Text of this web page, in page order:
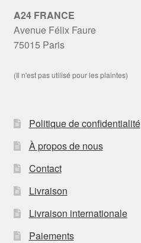
A24 FRANCE
Avenue Félix Faure
75015 Paris
(Il n'est pas utilisé pour les plaintes)
Politique de confidentialité
À propos de nous
Contact
Livraison
Livraison internationale
Paiements